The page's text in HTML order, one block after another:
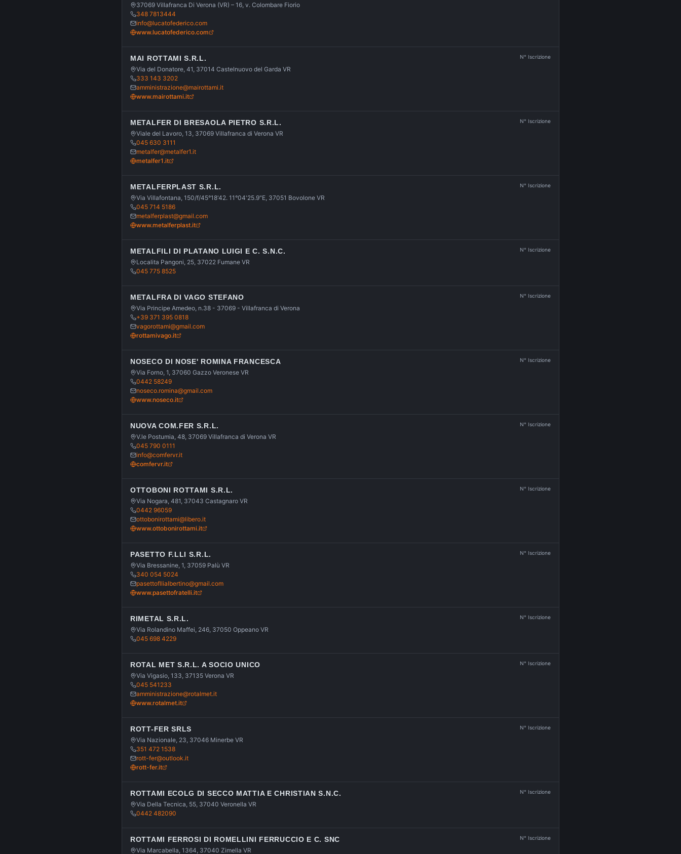
37069 Villafranca Di Verona (VR) – 16, v. Colombare Fiorio
348 7813444
info@lucatofederico.com
www.lucatofederico.com
MAI ROTTAMI S.R.L.
Via del Donatore, 41, 37014 Castelnuovo del Garda VR
333 143 3202
amministrazione@mairottami.it
www.mairottami.it
N° Iscrizione
METALFER DI BRESAOLA PIETRO S.R.L.
Viale del Lavoro, 13, 37069 Villafranca di Verona VR
045 630 3111
metalfer@metalfer1.it
metalfer1.it
N° Iscrizione
METALFERPLAST S.R.L.
Via Villafontana, 150/f/45°18'42. 11°04'25.9"E, 37051 Bovolone VR
045 714 5186
metalferplast@gmail.com
www.metalferplast.it
N° Iscrizione
METALFILI DI PLATANO LUIGI E C. S.N.C.
Localita Pangoni, 25, 37022 Fumane VR
045 775 8525
N° Iscrizione
METALFRA DI VAGO STEFANO
Via Principe Amedeo, n.38 - 37069 - Villafranca di Verona
+39 371 395 0818
vagorottami@gmail.com
rottamivago.it
N° Iscrizione
NOSECO DI NOSE' ROMINA FRANCESCA
Via Forno, 1, 37060 Gazzo Veronese VR
0442 58249
noseco.romina@gmail.com
www.noseco.it
N° Iscrizione
NUOVA COM.FER S.R.L.
V.le Postumia, 48, 37069 Villafranca di Verona VR
045 790 0111
info@comfervr.it
comfervr.it
N° Iscrizione
OTTOBONI ROTTAMI S.R.L.
Via Nogara, 481, 37043 Castagnaro VR
0442 96059
ottobonirottami@libero.it
www.ottobonirottami.it
N° Iscrizione
PASETTO F.LLI S.R.L.
Via Bressanine, 1, 37059 Palù VR
340 054 5024
pasettofllialbertino@gmail.com
www.pasettofratelli.it
N° Iscrizione
RIMETAL S.R.L.
Via Rolandino Maffei, 246, 37050 Oppeano VR
045 698 4229
N° Iscrizione
ROTAL MET S.R.L. A SOCIO UNICO
Via Vigasio, 133, 37135 Verona VR
045 541233
amministrazione@rotalmet.it
www.rotalmet.it
N° Iscrizione
ROTT-FER SRLS
Via Nazionale, 23, 37046 Minerbe VR
351 472 1538
rott-fer@outlook.it
rott-fer.it
N° Iscrizione
ROTTAMI ECOLG DI SECCO MATTIA E CHRISTIAN S.N.C.
Via Della Tecnica, 55, 37040 Veronella VR
0442 482090
N° Iscrizione
ROTTAMI FERROSI DI ROMELLINI FERRUCCIO E C. SNC
Via Marcabella, 1364, 37040 Zimella VR
N° Iscrizione